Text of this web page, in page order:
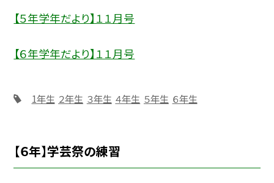
【５年学年だより】１１月号
【６年学年だより】１１月号
1年生 ２年生 ３年生 ４年生 ５年生 ６年生
【６年】学芸祭の練習